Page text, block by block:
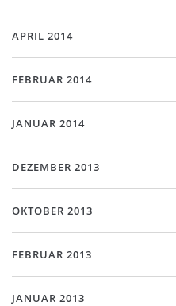
APRIL 2014
FEBRUAR 2014
JANUAR 2014
DEZEMBER 2013
OKTOBER 2013
FEBRUAR 2013
JANUAR 2013